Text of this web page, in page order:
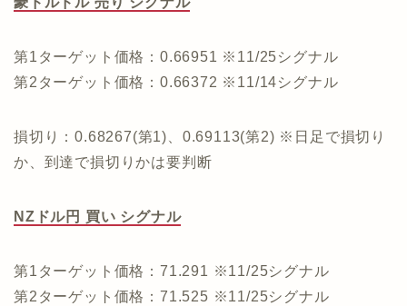
第1ターゲット価格：0.66951 ※11/25シグナル
第2ターゲット価格：0.66372 ※11/14シグナル
損切り：0.68267(第1)、0.69113(第2) ※日足で損切り
か、到達で損切りかは要判断
NZドル円 買い シグナル
第1ターゲット価格：71.291 ※11/25シグナル
第2ターゲット価格：71.525 ※11/25シグナル